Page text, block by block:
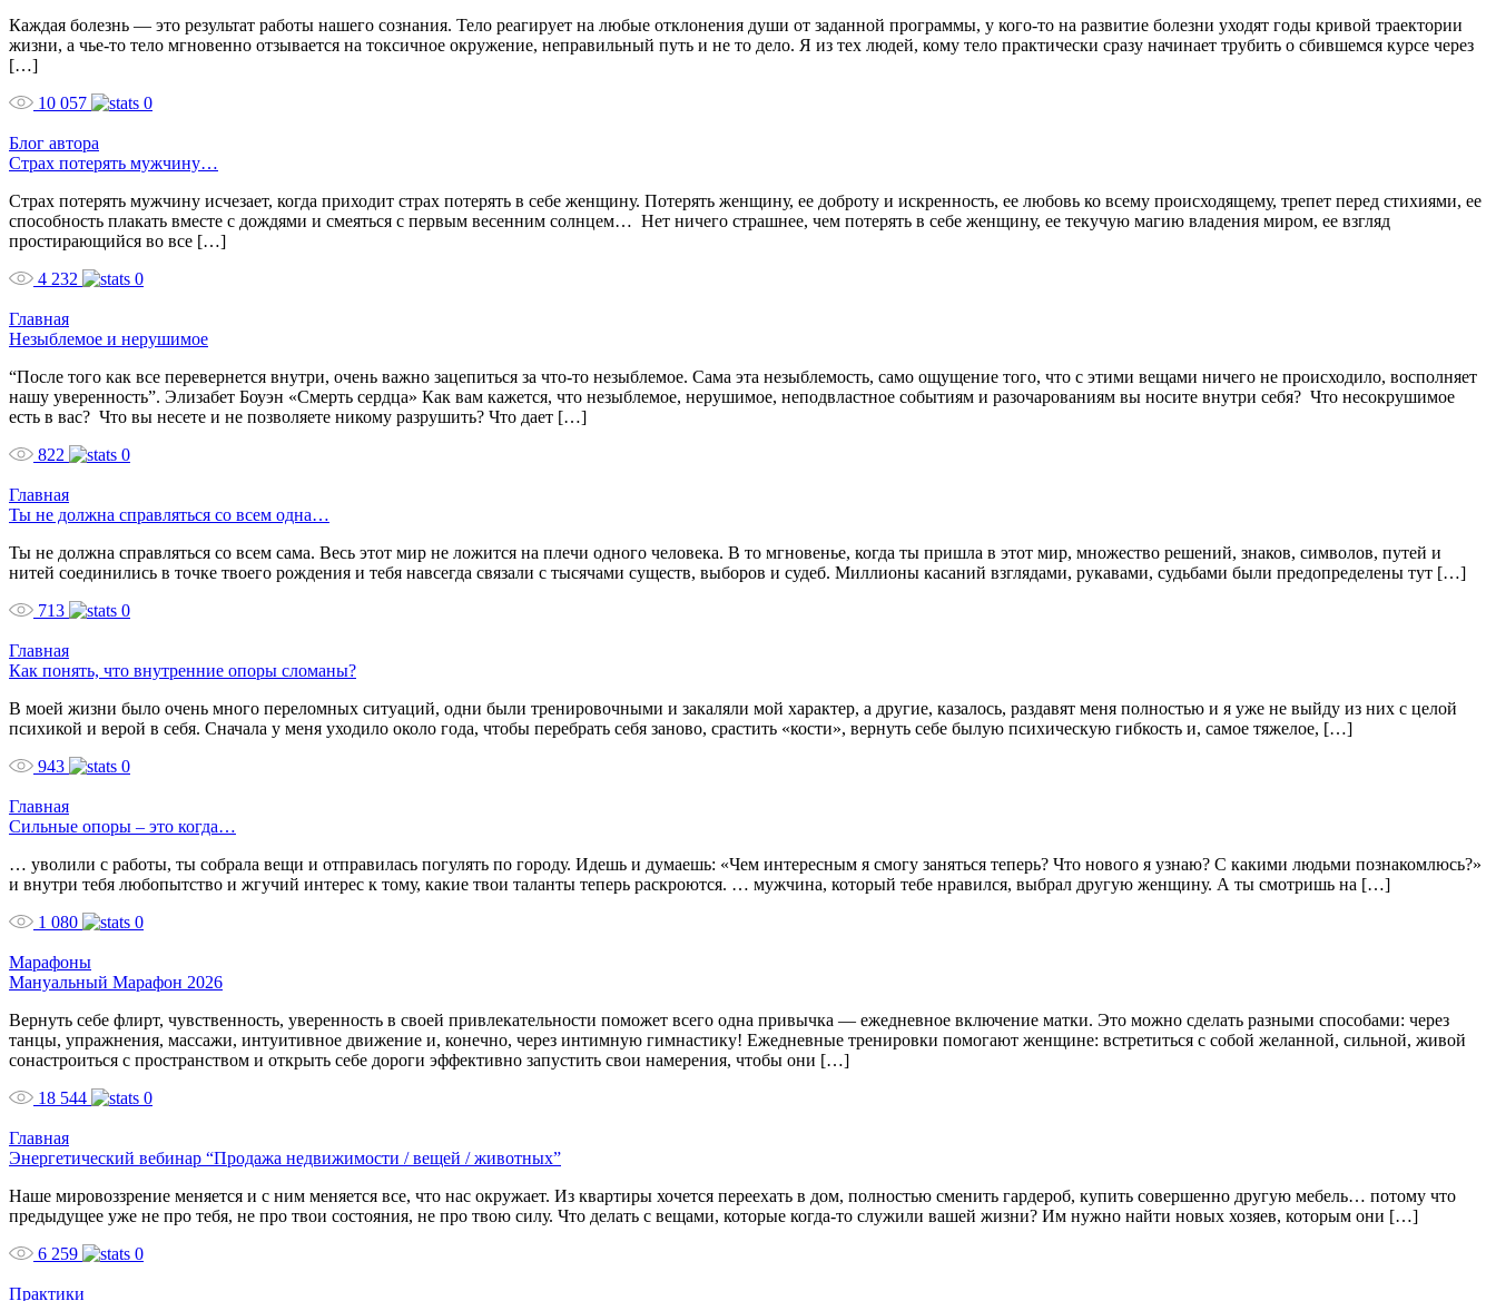
Каждая болезнь — это результат работы нашего сознания. Тело реагирует на любые отклонения души от заданной программы, у кого-то на развитие болезни уходят годы кривой траектории
жизни, а чье-то тело мгновенно отзывается на токсичное окружение, неправильный путь и не то дело. Я из тех людей, кому тело практически сразу начинает трубить о сбившемся курсе через
[…]
10 057
0
Блог автора
Страх потерять мужчину…
Страх потерять мужчину исчезает, когда приходит страх потерять в себе женщину. Потерять женщину, ее доброту и искренность, ее любовь ко всему происходящему, трепет перед стихиями, ее
способность плакать вместе с дождями и смеяться с первым весенним солнцем… Нет ничего страшнее, чем потерять в себе женщину, ее текучую магию владения миром, ее взгляд
простирающийся во все […]
4 232
0
Главная
Незыблемое и нерушимое
“После того как все перевернется внутри, очень важно зацепиться за что-то незыблемое. Сама эта незыблемость, само ощущение того, что с этими вещами ничего не происходило, восполняет
нашу уверенность”. Элизабет Боуэн «Смерть сердца» Как вам кажется, что незыблемое, нерушимое, неподвластное событиям и разочарованиям вы носите внутри себя? Что несокрушимое
есть в вас? Что вы несете и не позволяете никому разрушить? Что дает […]
822
0
Главная
Ты не должна справляться со всем одна…
Ты не должна справляться со всем сама. Весь этот мир не ложится на плечи одного человека. В то мгновенье, когда ты пришла в этот мир, множество решений, знаков, символов, путей и
нитей соединились в точке твоего рождения и тебя навсегда связали с тысячами существ, выборов и судеб. Миллионы касаний взглядами, рукавами, судьбами были предопределены тут […]
713
0
Главная
Как понять, что внутренние опоры сломаны?
В моей жизни было очень много переломных ситуаций, одни были тренировочными и закаляли мой характер, а другие, казалось, раздавят меня полностью и я уже не выйду из них с целой
психикой и верой в себя. Сначала у меня уходило около года, чтобы перебрать себя заново, срастить «кости», вернуть себе былую психическую гибкость и, самое тяжелое, […]
943
0
Главная
Сильные опоры – это когда…
… уволили с работы, ты собрала вещи и отправилась погулять по городу. Идешь и думаешь: «Чем интересным я смогу заняться теперь? Что нового я узнаю? С какими людьми познакомлюсь?»
и внутри тебя любопытство и жгучий интерес к тому, какие твои таланты теперь раскроются. … мужчина, который тебе нравился, выбрал другую женщину. А ты смотришь на […]
1 080
0
Марафоны
Мануальный Марафон 2026
Вернуть себе флирт, чувственность, уверенность в своей привлекательности поможет всего одна привычка — ежедневное включение матки. Это можно сделать разными способами: через
танцы, упражнения, массажи, интуитивное движение и, конечно, через интимную гимнастику! Ежедневные тренировки помогают женщине: встретиться с собой желанной, сильной, живой
сонастроиться с пространством и открыть себе дороги эффективно запустить свои намерения, чтобы они […]
18 544
0
Главная
Энергетический вебинар “Продажа недвижимости / вещей / животных”
Наше мировоззрение меняется и с ним меняется все, что нас окружает. Из квартиры хочется переехать в дом, полностью сменить гардероб, купить совершенно другую мебель… потому что
предыдущее уже не про тебя, не про твои состояния, не про твою силу. Что делать с вещами, которые когда-то служили вашей жизни? Им нужно найти новых хозяев, которым они […]
6 259
0
Практики